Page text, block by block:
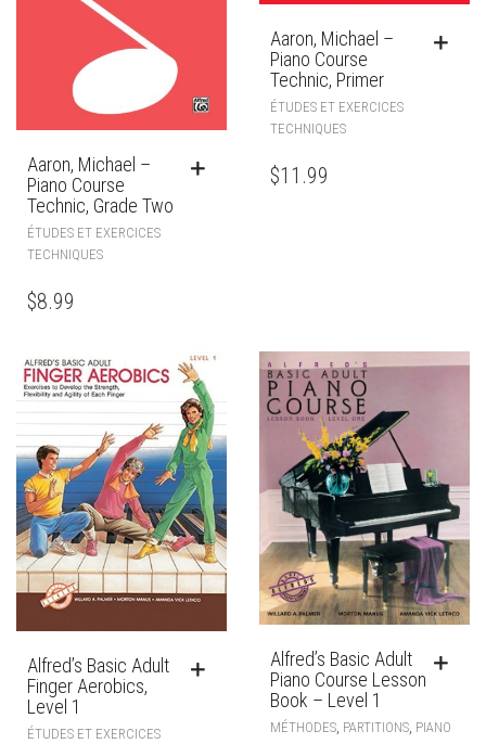
Aaron, Michael –
Piano Course
Technic, Grade Two
ÉTUDES ET EXERCICES
TECHNIQUES
$8.99
Aaron, Michael –
Piano Course
Technic, Primer
ÉTUDES ET EXERCICES
TECHNIQUES
$11.99
Alfred’s Basic Adult
Finger Aerobics,
Level 1
ÉTUDES ET EXERCICES
Alfred’s Basic Adult
Piano Course Lesson
Book – Level 1
MÉTHODES PARTITIONS PIANO